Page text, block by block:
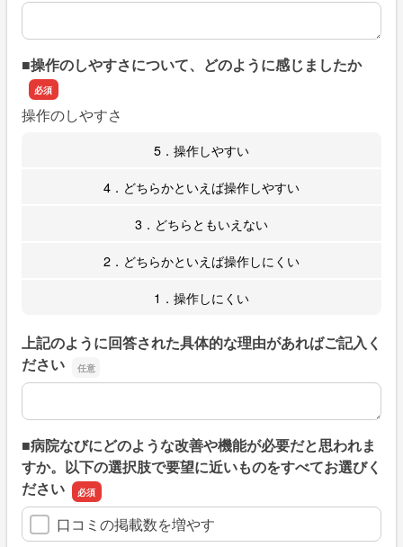
上記のように回答された具体的な理由があればご記入くだ
■操作のしやすさについて、どのように感じましたか
操作のしやすさ
5．操作しやすい
4．どちらかといえば操作しやすい
3．どちらともいえない
2．どちらかといえば操作しにくい
1．操作しにくい
上記のように回答された具体的な理由があればご記入く
ださい
上記のように回答された具体的な理由があればご記入くだ
■病院なびにどのような改善や機能が必要だと思われま
すか。以下の選択肢で要望に近いものをすべてお選びく
ださい
口コミの掲載数を増やす